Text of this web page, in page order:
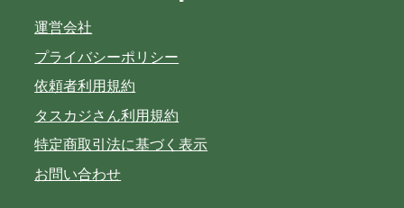
運営会社
プライバシーポリシー
依頼者利用規約
タスカジさん利用規約
特定商取引法に基づく表示
お問い合わせ